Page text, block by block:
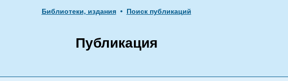
Библиотеки, издания • Поиск публикаций
Публикация